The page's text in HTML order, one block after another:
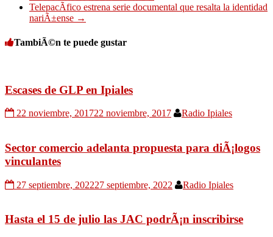
TelepacÃ­fico estrena serie documental que resalta la identidad
nariÃ±ense →
TambiÃ©n te puede gustar
Escases de GLP en Ipiales
22 noviembre, 201722 noviembre, 2017 Radio Ipiales
Sector comercio adelanta propuesta para diÃ¡logos
vinculantes
27 septiembre, 202227 septiembre, 2022 Radio Ipiales
Hasta el 15 de julio las JAC podrÃ¡n inscribirse